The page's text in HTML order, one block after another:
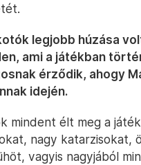
legjobb húzása
ami a játékban
érződik, ahogy
idején.
mindent élt meg a
nagy katarzisokat,
vagyis nagyjából